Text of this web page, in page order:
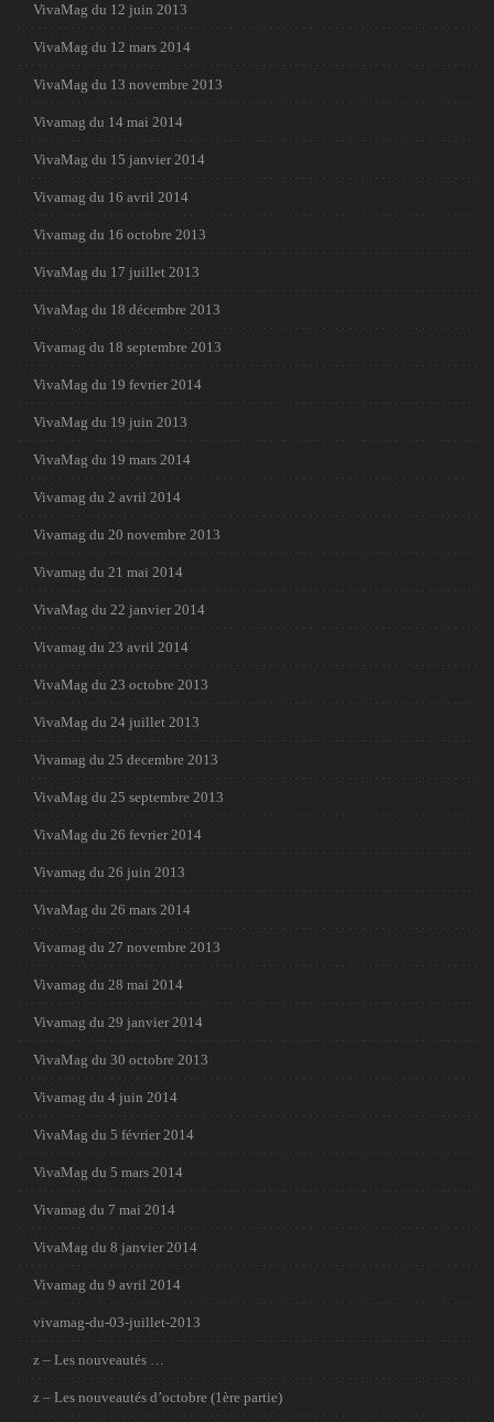
VivaMag du 12 juin 2013
VivaMag du 12 mars 2014
VivaMag du 13 novembre 2013
Vivamag du 14 mai 2014
VivaMag du 15 janvier 2014
Vivamag du 16 avril 2014
Vivamag du 16 octobre 2013
VivaMag du 17 juillet 2013
VivaMag du 18 décembre 2013
Vivamag du 18 septembre 2013
VivaMag du 19 fevrier 2014
VivaMag du 19 juin 2013
VivaMag du 19 mars 2014
Vivamag du 2 avril 2014
Vivamag du 20 novembre 2013
Vivamag du 21 mai 2014
VivaMag du 22 janvier 2014
Vivamag du 23 avril 2014
VivaMag du 23 octobre 2013
VivaMag du 24 juillet 2013
Vivamag du 25 decembre 2013
VivaMag du 25 septembre 2013
VivaMag du 26 fevrier 2014
Vivamag du 26 juin 2013
VivaMag du 26 mars 2014
Vivamag du 27 novembre 2013
Vivamag du 28 mai 2014
Vivamag du 29 janvier 2014
VivaMag du 30 octobre 2013
Vivamag du 4 juin 2014
VivaMag du 5 février 2014
VivaMag du 5 mars 2014
Vivamag du 7 mai 2014
VivaMag du 8 janvier 2014
Vivamag du 9 avril 2014
vivamag-du-03-juillet-2013
z – Les nouveautés …
z – Les nouveautés d’octobre (1ère partie)